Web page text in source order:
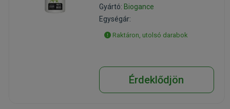
Gyártó: Biogance
Egységár:
Raktáron, utolsó darabok
Érdeklődjön